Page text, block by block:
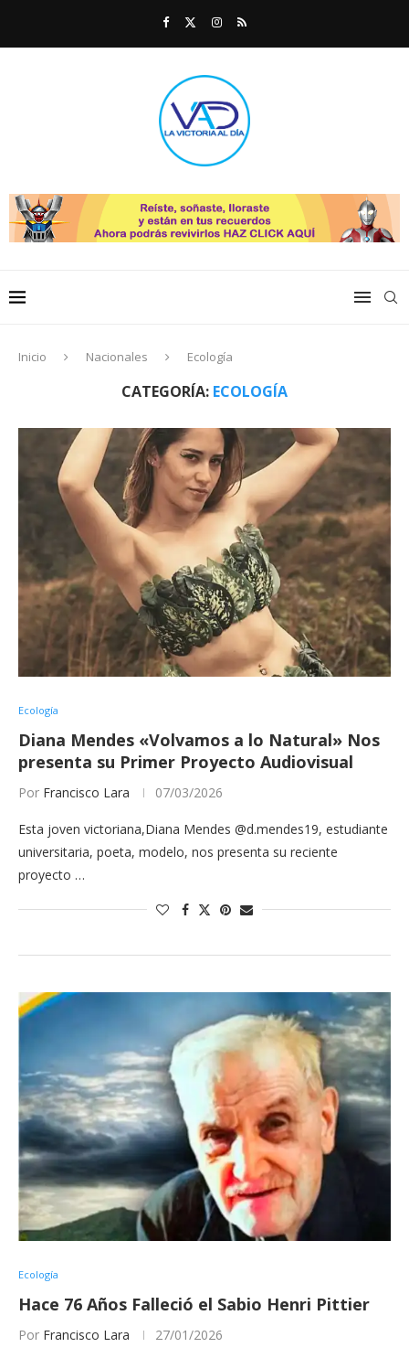
Inicio Nacionales Ecología
CATEGORÍA: ECOLOGÍA
Ecología
Diana Mendes «Volvamos a lo Natural» Nos
presenta su Primer Proyecto Audiovisual
Por Francisco Lara 07/03/2026
Esta joven victoriana,Diana Mendes @d.mendes19, estudiante
universitaria, poeta, modelo, nos presenta su reciente
proyecto …
Ecología
Hace 76 Años Falleció el Sabio Henri Pittier
Por Francisco Lara 27/01/2026